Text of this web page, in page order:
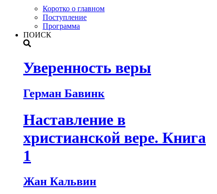
Коротко о главном
Поступление
Программа
ПОИСК
Уверенность веры
Герман Бавинк
Наставление в
христианской вере. Книга
1
Жан Кальвин